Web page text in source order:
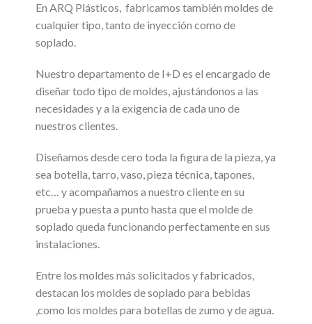
En ARQ Plásticos, fabricamos también moldes de
cualquier tipo, tanto de inyección como de
soplado.
Nuestro departamento de I+D es el encargado de
diseñar todo tipo de moldes, ajustándonos a las
necesidades y a la exigencia de cada uno de
nuestros clientes.
Diseñamos desde cero toda la figura de la pieza, ya
sea botella, tarro, vaso, pieza técnica, tapones,
etc… y acompañamos a nuestro cliente en su
prueba y puesta a punto hasta que el molde de
soplado queda funcionando perfectamente en sus
instalaciones.
Entre los moldes más solicitados y fabricados,
destacan los moldes de soplado para bebidas
,como los moldes para botellas de zumo y de agua.